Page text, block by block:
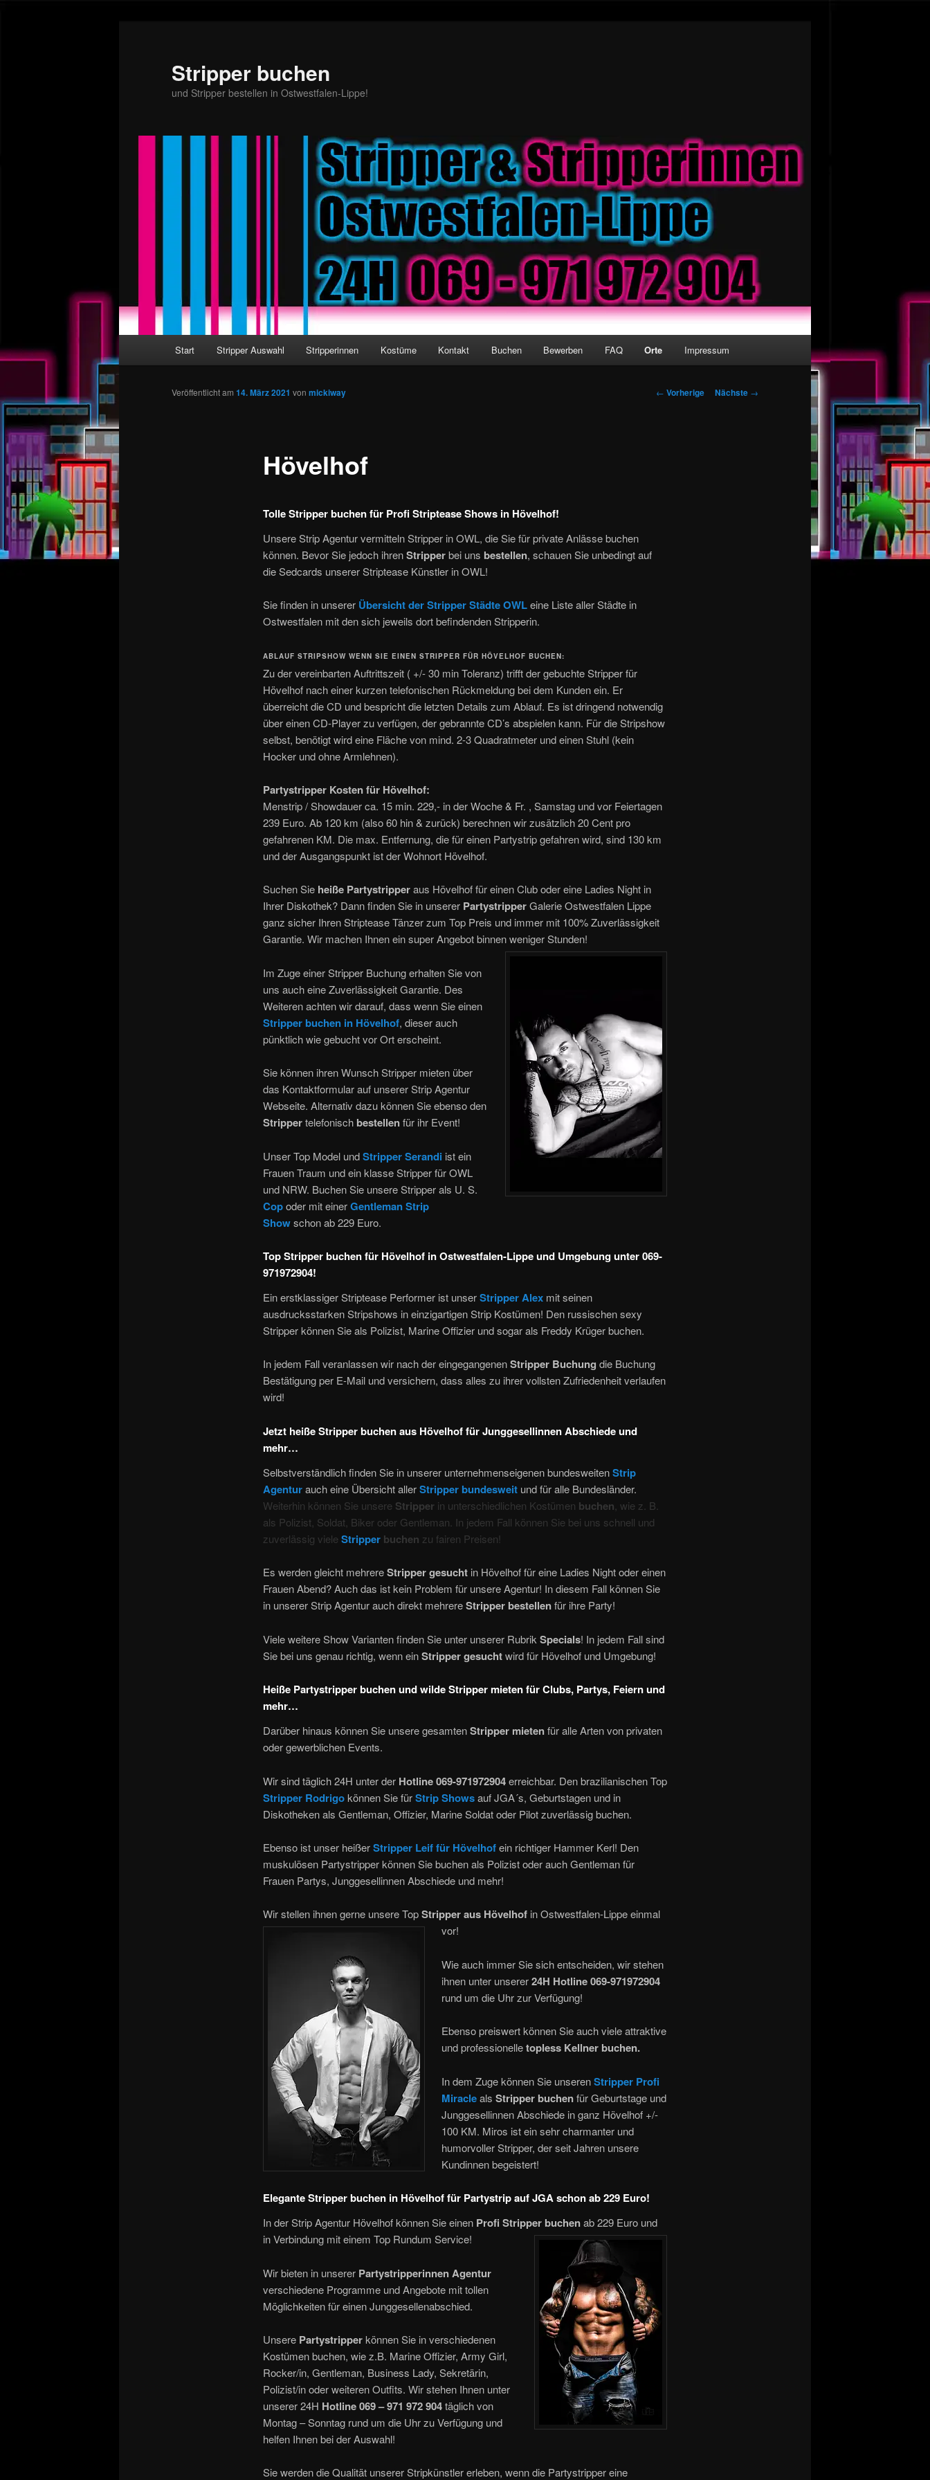
Stripper buchen
und Stripper bestellen in Ostwestfalen-Lippe!
Zum Inhalt wechseln
Zum sekundären Inhalt wechseln
Start Stripper Auswahl Stripperinnen Kostüme Kontakt Buchen Bewerben FAQ Orte Impressum
Artikelnavigation
← Vorherige Nächste →
Hövelhof
Veröffentlicht am 14. März 2021 von mickiway
Tolle Stripper buchen für Profi Striptease Shows in Hövelhof!
Unsere Strip Agentur vermitteln Stripper in OWL, die Sie für private Anlässe buchen
können. Bevor Sie jedoch ihrenStripperbei uns bestellen, schauen Sie unbedingt auf
die Sedcards unserer Striptease Künstler in OWL!
Sie finden in unserer Übersicht der Stripper Städte OWLeine Liste aller Städte in
Ostwestfalen mit den sich jeweils dort befindenden Stripperin.
ABLAUF STRIPSHOW WENN SIE EINEN STRIPPER FÜR HÖVELHOF BUCHEN:
Zu der vereinbarten Auftrittszeit ( +/- 30 min Toleranz) trifft der gebuchte Stripper für
Hövelhof nach einer kurzen telefonischen Rückmeldung bei dem Kunden ein. Er
überreicht die CD und bespricht die letzten Details zum Ablauf. Es ist dringend notwendig
über einen CD-Player zu verfügen, der gebrannte CD’s abspielen kann. Für die Stripshow
selbst, benötigt wird eine Fläche von mind. 2-3 Quadratmeter und einen Stuhl (kein
Hocker und ohne Armlehnen).
Partystripper Kosten für Hövelhof:
Menstrip / Showdauer ca. 15 min. 229,- in der Woche & Fr. , Samstag und vor Feiertagen
239 Euro. Ab 120 km (also 60 hin & zurück) berechnen wir zusätzlich 20 Cent pro
gefahrenen KM. Die max. Entfernung, die für einen Partystrip gefahren wird, sind 130 km
und der Ausgangspunkt ist der Wohnort Hövelhof.
Suchen Sie heiße Partystripperaus Hövelhof für einen Club oder eine Ladies Night in
Ihrer Diskothek? Dann finden Sie in unserer PartystripperGalerie Ostwestfalen Lippe
ganz sicher Ihren Striptease Tänzer zum Top Preis und immer mit 100% Zuverlässigkeit
Garantie. Wir machen Ihnen ein super Angebot binnen weniger Stunden!
Im Zuge einer Stripper Buchung erhalten Sie von
uns auch eine Zuverlässigkeit Garantie. Des
Weiteren achten wir darauf, dass wenn Sie einen
Stripper buchen in Hövelhof, dieser auch
pünktlich wie gebucht vor Ort erscheint.
Sie können ihren Wunsch Stripper mieten über
das Kontaktformular auf unserer Strip Agentur
Webseite. Alternativ dazu können Sie ebenso den
Strippertelefonisch bestellenfür ihr Event!
Unser Top Model undStripper Serandiist ein
Frauen Traum und ein klasse Stripper für OWL
und NRW. Buchen Sie unsere Stripper als U. S.
Copoder mit einerGentleman Strip
Showschon ab 229 Euro.
Top Stripper buchen für Hövelhof in Ostwestfalen-Lippe und Umgebung unter 069-
971972904!
Ein erstklassiger Striptease Performer ist unserStripper Alexmit seinen
ausdrucksstarken Stripshows in einzigartigen Strip Kostümen! Den russischen sexy
Stripper können Sie als Polizist, Marine Offizier und sogar als Freddy Krüger buchen.
In jedem Fall veranlassen wir nach der eingegangenenStripper Buchung die Buchung
Bestätigung per E-Mail und versichern, dass alles zu ihrer vollsten Zufriedenheit verlaufen
wird!
Jetzt heiße Stripper buchen aus Hövelhof für Junggesellinnen Abschiede und
mehr…
Selbstverständlich finden Sie in unserer unternehmenseigenen bundesweitenStrip
Agenturauch eine Übersicht allerStripper bundesweit und für alle Bundesländer.
Weiterhin können Sie unsere Stripper in unterschiedlichen Kostümen buchen , wie z. B.
als Polizist, Soldat, Biker oder Gentleman. In jedem Fall können Sie bei uns schnell und
zuverlässig viele Stripper buchen zu fairen Preisen!
Es werden gleicht mehrereStripper gesuchtin Hövelhof für eine Ladies Night oder einen
Frauen Abend? Auch das ist kein Problem für unsere Agentur! In diesem Fall können Sie
in unserer Strip Agentur auch direkt mehrereStripper bestellenfür ihre Party!
Viele weitere Show Varianten finden Sie unter unserer Rubrik Specials! In jedem Fall sind
Sie bei uns genau richtig, wenn einStripper gesuchtwird für Hövelhof und Umgebung!
Heiße Partystripper buchen und wilde Stripper mieten für Clubs, Partys, Feiern und
mehr…
Darüber hinaus können Sie unsere gesamtenStripper mietenfür alle Arten von privaten
oder gewerblichen Events.
Wir sind täglich 24H unter der Hotline 069-971972904erreichbar. Den brazilianischen Top
Stripper Rodrigokönnen Sie fürStrip Showsauf JGA´s, Geburtstagen und in
Diskotheken als Gentleman, Offizier, Marine Soldat oder Pilot zuverlässig buchen.
Ebenso ist unser heißerStripper Leif für Hövelhofein richtiger Hammer Kerl! Den
muskulösen Partystripper können Sie buchen als Polizist oder auch Gentleman für
Frauen Partys, Junggesellinnen Abschiede und mehr!
Wir stellen ihnen gerne unsere TopStripper aus Hövelhofin Ostwestfalen-Lippeeinmal
vor!
Wie auch immer Sie sich entscheiden, wir stehen
ihnen unter unserer24H Hotline 069-971972904
rund um die Uhr zur Verfügung!
Ebenso preiswert können Sie auch viele attraktive
und professionelletopless Kellner buchen.
In dem Zuge können Sie unserenStripper Profi
MiraclealsStripper buchenfür Geburtstage und
Junggesellinnen Abschiede in ganz Hövelhof +/-
100 KM. Miros ist ein sehr charmanter und
humorvoller Stripper, der seit Jahren unsere
Kundinnen begeistert!
Elegante Stripper buchen in Hövelhof für Partystrip auf JGA schon ab 229 Euro!
In der Strip Agentur Hövelhof können Sie einen Profi Stripper buchenab229 Euro und
in Verbindung mit einem Top Rundum Service!
Wir bieten in unserer Partystripperinnen Agentur
verschiedene Programme und Angebote mit tollen
Möglichkeiten für einen Junggesellenabschied.
Unsere Partystripperkönnen Sie in verschiedenen
Kostümen buchen, wie z.B. Marine Offizier, Army Girl,
Rocker/in, Gentleman, Business Lady, Sekretärin,
Polizist/in oder weiteren Outfits. Wir stehen Ihnen unter
unserer 24H Hotline 069 – 971 972 904täglich von
Montag – Sonntag rund um die Uhr zu Verfügung und
helfen Ihnen bei der Auswahl!
Sie werden die Qualität unserer Stripkünstler erleben, wenn die Partystripper eine